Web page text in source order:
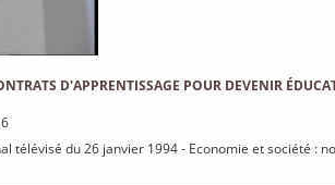
D'APPRENTISSAGE POUR DEVENIR
télévisé du 26 janvier 1994 - Economie et société